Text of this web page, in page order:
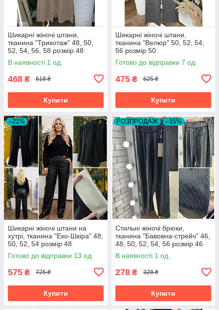
Шикарні жіночі штани,
тканина "Трикотаж" 48, 50,
52, 54, 56, 58 розмір 48
В наявності 1 од.
468 ₴ 618 ₴
Купити
Шикарні жіночі штани,
тканина "Велюр" 50, 52, 54,
56 розмір 50
Готово до відправки 7 од.
475 ₴ 625 ₴
Купити
–21%
Шикарні жіночі штани на
хутрі, тканина "Еко-Шкіра" 48,
50, 52, 54 розмір 48
Готово до відправки 13 од.
575 ₴ 725 ₴
Купити
РОЗПРОДАЖ –15%
Стильні жіночі брюки,
тканина "Бавовна-стрейч" 46,
48, 50, 52, 54, 56 розмір 46
В наявності 1 од.
278 ₴ 328 ₴
Купити